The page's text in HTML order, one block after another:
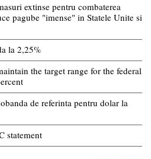
extinse pentru combaterea
pagube "imense" in Statele Unite si
la 2,25%
the target range for the federal
de referinta pentru dolar la
statement